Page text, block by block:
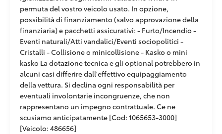
permuta del vostro veicolo usato. In opzione,
possibilità di finanziamento (salvo approvazione della
finanziaria) e pacchetti assicurativi: - Furto/Incendio -
Eventi naturali/Atti vandalici/Eventi sociopolitici -
Cristalli - Collisione o minicollisione - Kasko o mini
kasko La dotazione tecnica e gli optional potrebbero in
alcuni casi differire dall'effettivo equipaggiamento
della vettura. Si declina ogni responsabilità per
eventuali involontarie incongruenze, che non
rappresentano un impegno contrattuale. Ce ne
scusiamo anticipatamente [Cod: 1065653-3000]
[Veicolo: 486656]